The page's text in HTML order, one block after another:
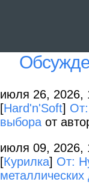
июля 26, 2026,
[Hard'n'Soft]
выбора от
июля 09, 2026,
[Курилка] От:
металлических